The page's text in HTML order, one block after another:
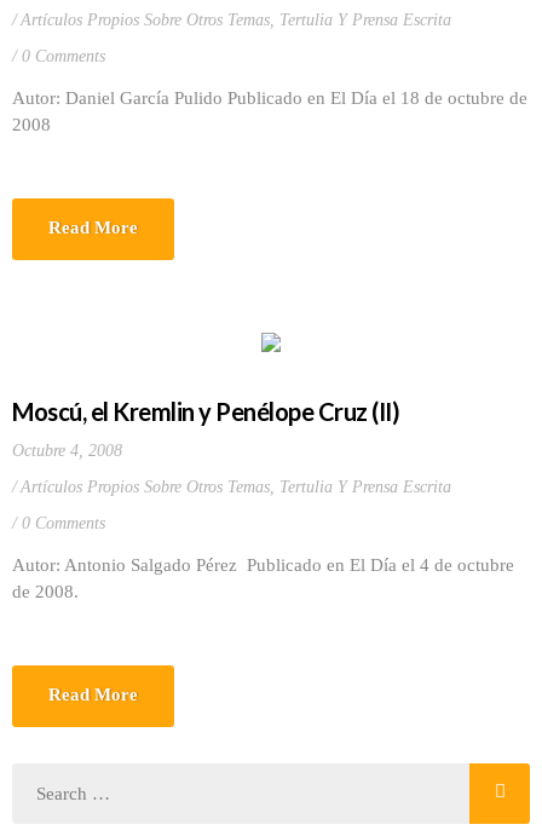
Artículos Propios Sobre Otros Temas, Tertulia Y Prensa Escrita
0 Comments
Autor: Daniel García Pulido Publicado en El Día el 18 de octubre de
2008
Read More
Moscú, el Kremlin y Penélope Cruz (II)
Octubre 4, 2008
Artículos Propios Sobre Otros Temas, Tertulia Y Prensa Escrita
0 Comments
Autor: Antonio Salgado Pérez Publicado en El Día el 4 de octubre
de 2008.
Read More